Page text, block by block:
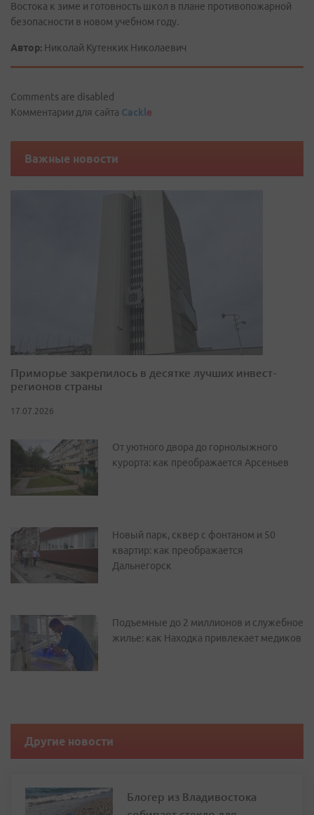
Востока к зиме и готовность школ в плане противопожарной
безопасности в новом учебном году.
Автор: Николай Кутенких Николаевич
Comments are disabled
Комментарии для сайта Cackle
Важные новости
Приморье закрепилось в десятке лучших инвест-
регионов страны
17.07.2026
От уютного двора до горнолыжного
курорта: как преображается Арсеньев
Новый парк, сквер с фонтаном и 50
квартир: как преображается
Дальнегорск
Подъемные до 2 миллионов и служебное
жилье: как Находка привлекает медиков
Другие новости
Блогер из Владивостока